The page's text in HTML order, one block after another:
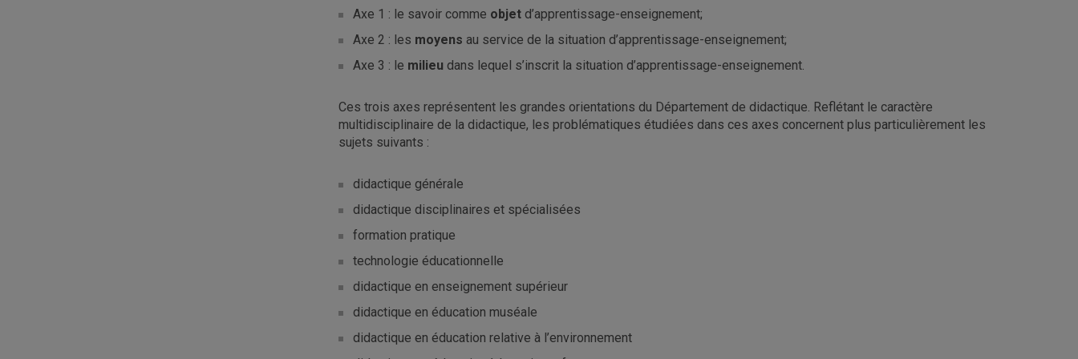
Axe 1 : le savoir comme objet d’apprentissage-enseignement;
Axe 2 : les moyens au service de la situation d’apprentissage-enseignement;
Axe 3 : le milieu dans lequel s’inscrit la situation d’apprentissage-enseignement.
Ces trois axes représentent les grandes orientations du Département de didactique. Reflétant le caractère
multidisciplinaire de la didactique, les problématiques étudiées dans ces axes concernent plus particulièrement les
sujets suivants :
didactique générale
didactique disciplinaires et spécialisées
formation pratique
technologie éducationnelle
didactique en enseignement supérieur
didactique en éducation muséale
didactique en éducation relative à l’environnement